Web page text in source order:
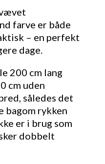
farve er både
– en perfekt
dage.
200 cm lang
cm uden
således det
bagom rykken
er i brug som
dobbelt